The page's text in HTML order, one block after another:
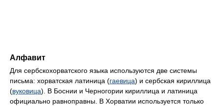
Алфавит
Для сербскохорватского языка используются две системы
письма: хорватская латиница (гаевица) и сербская кириллица
(вуковица). В Боснии и Черногории кириллица и латиница
официально равноправны. В Хорватии используется только